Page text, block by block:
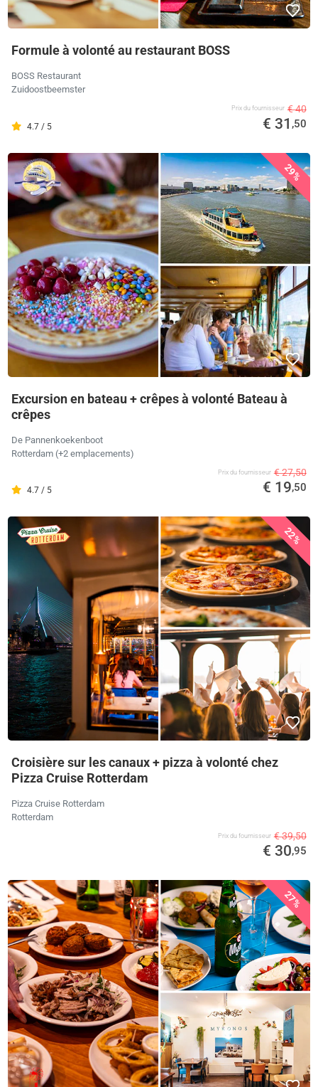
Formule à volonté au restaurant BOSS
BOSS Restaurant
Zuidoostbeemster
4.7 / 5
Prix ​​du fournisseur € 40
€ 31 ,50
29%
Excursion en bateau + crêpes à volonté Bateau à
crêpes
De Pannenkoekenboot
Rotterdam (+2 emplacements)
4.7 / 5
Prix ​​du fournisseur € 27,50
€ 19,50
22%
Croisière sur les canaux + pizza à volonté chez
Pizza Cruise Rotterdam
Pizza Cruise Rotterdam
Rotterdam
Prix ​​du fournisseur € 39,50
€ 30,95
27%